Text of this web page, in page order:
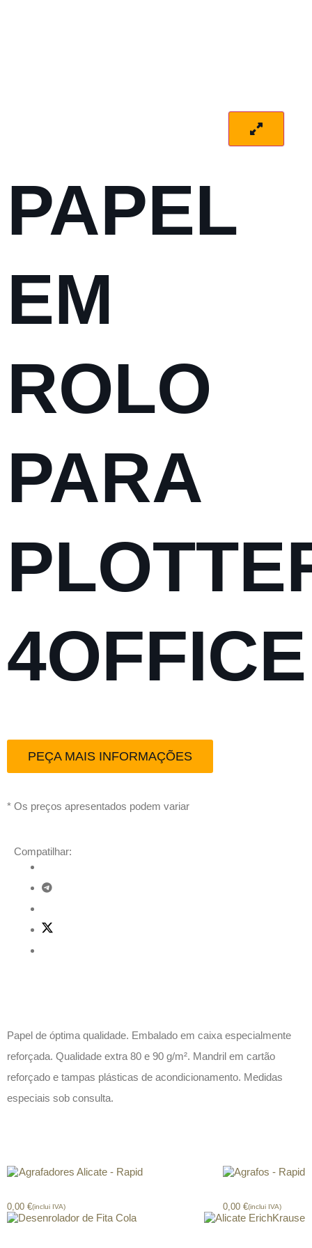
PAPEL
EM
ROLO
PARA
4OFFICE
PEÇA MAIS INFORMAÇÕES
* Os preços apresentados podem variar
Compatilhar:
Papel de óptima qualidade. Embalado em caixa especialmente
reforçada. Qualidade extra 80 e 90 g/m². Mandril em cartão
reforçado e tampas plásticas de acondicionamento. Medidas
especiais sob consulta.
0,00 €(inclui IVA) 0,00 €(inclui IVA)